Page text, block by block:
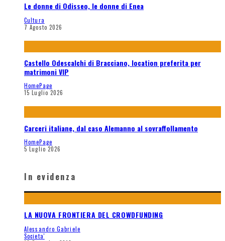
Le donne di Odisseo, le donne di Enea
Cultura
7 Agosto 2026
Castello Odescalchi di Bracciano, location preferita per
matrimoni VIP
HomePage
15 Luglio 2026
Carceri italiane, dal caso Alemanno al sovraffollamento
HomePage
5 Luglio 2026
In evidenza
LA NUOVA FRONTIERA DEL CROWDFUNDING
Alessandro Gabriele
Societa'